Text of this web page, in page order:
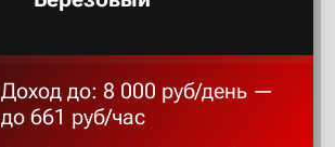
Доход до: 8 000 руб/день —
до 661 руб/час